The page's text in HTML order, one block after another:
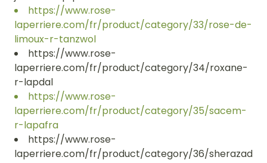
https://www.rose-
laperriere.com/fr/product/category/33/rose-de-
limoux-r-tanzwol
https://www.rose-
laperriere.com/fr/product/category/34/roxane-
r-lapdal
https://www.rose-
laperriere.com/fr/product/category/35/sacem-
r-lapafra
https://www.rose-
laperriere.com/fr/product/category/36/sherazad